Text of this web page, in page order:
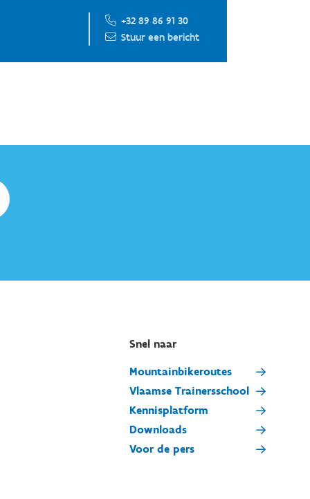
+32 89 86 91 30
Stuur een bericht
Snel naar
Mountainbikeroutes
Vlaamse Trainersschool
Kennisplatform
Downloads
Voor de pers